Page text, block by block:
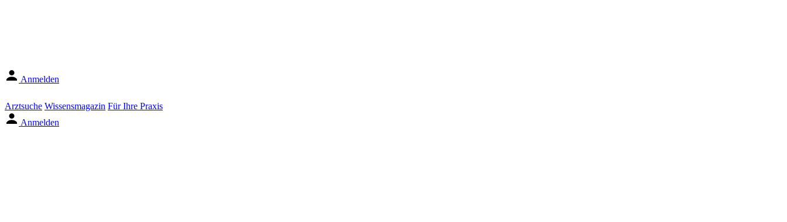
Anmelden
Arztsuche Wissensmagazin Für Ihre Praxis
Anmelden